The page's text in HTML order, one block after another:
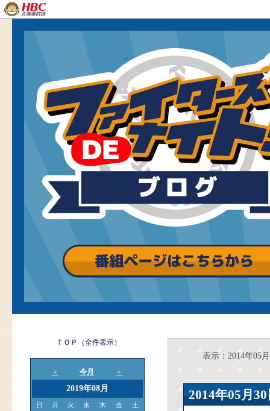
ＴＯＰ（全件表示）
＜ 今月 ＞
2019年08月
日 月 火 水 木 金 土
表示：2014年05月
2014年05